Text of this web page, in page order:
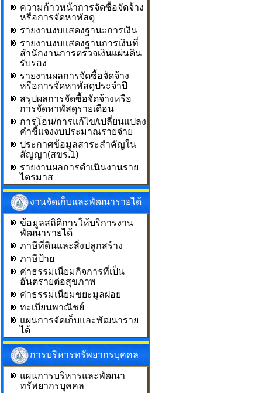
ความก้าวหน้าการจัดซื้อจัดจ้าง
หรือการจัดหาพัสดุ
รายงานงบแสดงฐานะการเงิน
รายงานงบแสดงฐานการเงินที่
สำนักงานการตรวจเงินแผ่นดิน
รับรอง
รายงานผลการจัดซื้อจัดจ้าง
หรือการจัดหาพัสดุประจำปี
สรุปผลการจัดซื้อจัดจ้างหรือ
การจัดหาพัสดุรายเดือน
การโอน/การแก้ไข/เปลี่ยนแปลง
คำชี้แจงงบประมาณรายจ่าย
ประกาศข้อมูลสาระสำคัญใน
สัญญา(สขร.1)
รายงานผลการดำเนินงานราย
ไตรมาส
งานจัดเก็บและพัฒนารายได้
ข้อมูลสถิติการให้บริการงาน
พัฒนารายได้
ภาษีที่ดินและสิ่งปลูกสร้าง
ภาษีป้าย
ค่าธรรมเนียมกิจการที่เป็น
อันตรายต่อสุขภาพ
ค่าธรรมเนียมขยะมูลฝอย
ทะเบียนพาณิชย์
แผนการจัดเก็บและพัฒนาราย
ได้
การบริหารทรัพยากรบุคคล
แผนการบริหารและพัฒนา
ทรัพยากรบุคคล